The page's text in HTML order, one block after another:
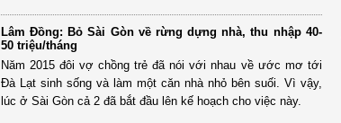
Lâm Đồng: Bỏ Sài Gòn về rừng dựng nhà, thu nhập 40-
50 triệu/tháng
Năm 2015 đôi vợ chồng trẻ đã nói với nhau về ước mơ tới
Đà Lạt sinh sống và làm một căn nhà nhỏ bên suối. Vì vậy,
lúc ở Sài Gòn cả 2 đã bắt đầu lên kế hoạch cho việc này.